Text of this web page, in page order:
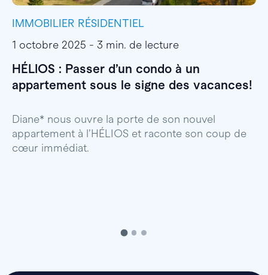
IMMOBILIER RÉSIDENTIEL
1 octobre 2025 - 3 min. de lecture
HÉLIOS : Passer d’un condo à un
appartement sous le signe des vacances!
Diane* nous ouvre la porte de son nouvel
appartement à l’HÉLIOS et raconte son coup de
cœur immédiat.